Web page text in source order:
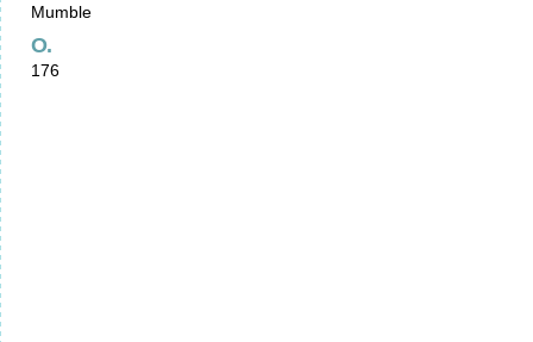
Mumble
O.
176